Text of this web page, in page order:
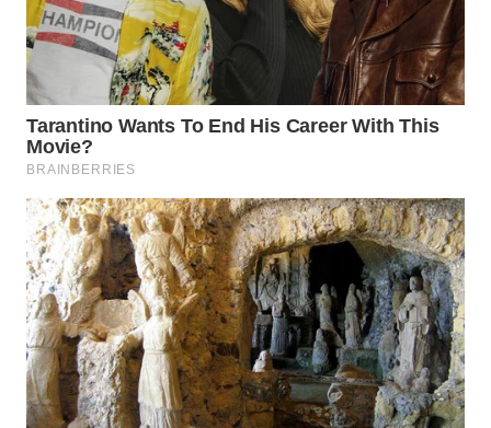
WN
MAJALENGKA
WN
SUBANG
WN
SUKABUMI
WN
PURWAKARTA
WN
PRIANGAN
TIMUR